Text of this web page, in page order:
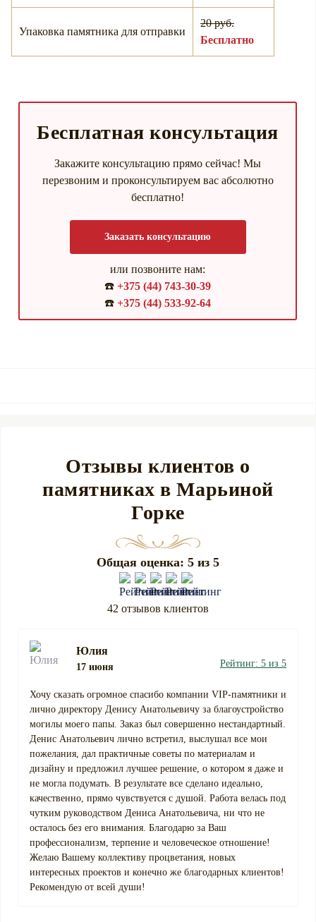
Упаковка памятника для отправки
20 руб.
Бесплатно
Бесплатная консультация
Закажите консультацию прямо сейчас! Мы
перезвоним и проконсультируем вас абсолютно
бесплатно!
Заказать консультацию
или позвоните нам:
☎️ +375 (44) 743-30-39
☎️ +375 (44) 533-92-64
Отзывы клиентов о
памятниках в Марьиной
Горке
Общая оценка: 5 из 5
42 отзывов клиентов
Юлия
17 июня Рейтинг: 5 из 5
Хочу сказать огромное спасибо компании VIP-памятники и
лично директору Денису Анатольевичу за благоустройство
могилы моего папы. Заказ был совершенно нестандартный.
Денис Анатольевич лично встретил, выслушал все мои
пожелания, дал практичные советы по материалам и
дизайну и предложил лучшее решение, о котором я даже и
не могла подумать. В результате все сделано идеально,
качественно, прямо чувствуется с душой. Работа велась под
чутким руководством Дениса Анатольевича, ни что не
осталось без его внимания. Благодарю за Ваш
профессионализм, терпение и человеческое отношение!
Желаю Вашему коллективу процветания, новых
интересных проектов и конечно же благодарных клиентов!
Рекомендую от всей души!